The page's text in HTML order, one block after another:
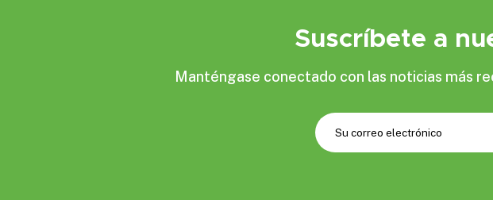
Suscríbete a
Manténgase conectado con las noticias más